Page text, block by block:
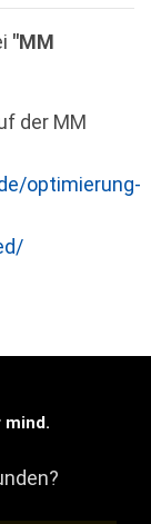
"MM
der MM
optimierung-
mind.